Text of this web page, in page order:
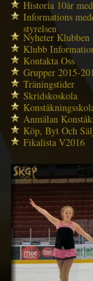
Historia 10år
Informations
styrelsen
Nyheter Klubben
Klubb
Kontakta Oss
Grupper 2015-
Träningstider
Skridskoskola
Anmälan
Köp, Byt Och
Fikalista V2016